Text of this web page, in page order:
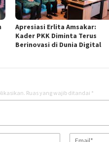
Apresiasi Erlita Amsakar:
Kader PKK Diminta Terus
Berinovasi di Dunia Digital
Ruas yang wajib ditandai *